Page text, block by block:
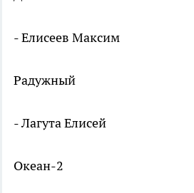
- Елисеев Максим
Радужный
- Лагута Елисей
Океан-2